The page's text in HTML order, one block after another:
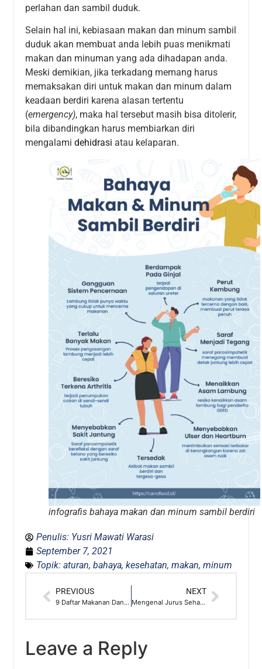
perlahan dan sambil duduk.
Selain hal ini, kebiasaan makan dan minum sambil
duduk akan membuat anda lebih puas menikmati
makan dan minuman yang ada dihadapan anda.
Meski demikian, jika terkadang memang harus
memaksakan diri untuk makan dan minum dalam
keadaan berdiri karena alasan tertentu
(emergency), maka hal tersebut masih bisa ditolerir,
bila dibandingkan harus membiarkan diri
mengalamidehidrasi atau kelaparan.
infografis bahaya makan dan minum sambil berdiri
Penulis: Yusri Mawati Warasi
September 7, 2021
Topik: aturan,bahaya,kesehatan,makan,minum
PREVIOUS
9 Daftar Makanan Dan Minuman Yang Haram Menurut Islam
NEXT
Mengenal Jurus Sehat Rasulullah(JSR) Cetusan dr. Zaidul Akbar
Leave a Reply